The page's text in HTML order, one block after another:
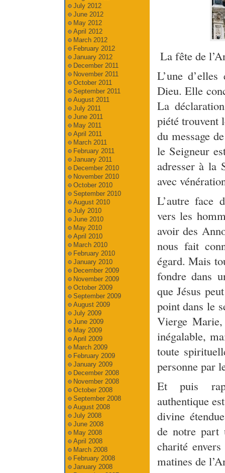
La fête de
L’une
Dieu. Elle
La
piété trouvent
du message
le Seigneur
adresser à la
avec
L’autre face
vers les
avoir des
nous fait
égard. Mais
fondre dans
que Jésus
point dans le
Vierge
inégalable,
toute
personne par
Et puis
authentique
divine
de notre part
charité
matines de
July 2012
June 2012
May 2012
April 2012
March 2012
February 2012
January 2012
December 2011
November 2011
October 2011
September 2011
August 2011
July 2011
June 2011
May 2011
April 2011
March 2011
February 2011
January 2011
December 2010
November 2010
October 2010
September 2010
August 2010
July 2010
June 2010
May 2010
April 2010
March 2010
February 2010
January 2010
December 2009
November 2009
October 2009
September 2009
August 2009
July 2009
June 2009
May 2009
April 2009
March 2009
February 2009
January 2009
December 2008
November 2008
October 2008
September 2008
August 2008
July 2008
June 2008
May 2008
April 2008
March 2008
February 2008
January 2008